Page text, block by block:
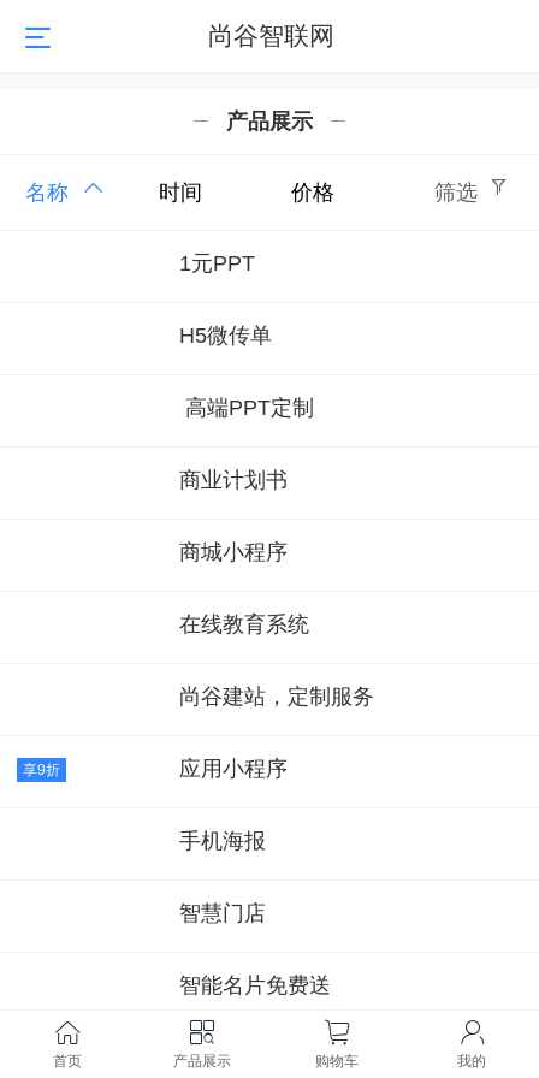
尚谷智联网
产品展示
名称 时间 价格 筛选
1元PPT
H5微传单
高端PPT定制
商业计划书
商城小程序
在线教育系统
尚谷建站，定制服务
享9折 应用小程序
手机海报
智慧门店
智能名片免费送
智能销售系统
首页 产品展示 购物车 我的